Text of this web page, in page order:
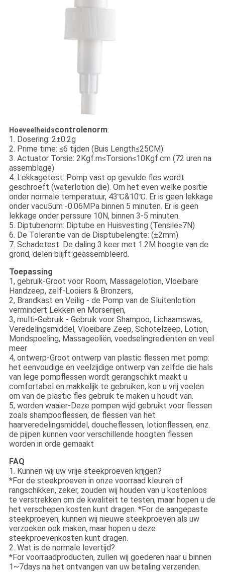
Hoeveelheidscontrolenorm:
1. Dosering: 2±0.2g
2. Prime time: ≤6 tijden (Buis Length≤25CM)
3. Actuator Torsie: 2Kgf.m≤Torsion≤10Kgf.cm (72 uren na
assemblage)
4. Lekkagetest: Pomp vast op gevulde fles wordt
geschroeft (waterlotion die). Om het even welke positie
onder normale temperatuur, 43℃&10℃. Er is geen lekkage
onder vacu5um -0.06MPa binnen 5 minuten. Er is geen
lekkage onder perssure 10N, binnen 3-5 minuten.
5. Diptubenorm: Diptube en Huisvesting (Tensile≥7N)
6. De Tolerantie van de Disptubelengte: (±2mm)
7. Schadetest: De daling 3 keer met 1.2M hoogte van de
grond, delen blijft geassembleerd.
Toepassing
1, gebruik-Groot voor Room, Massagelotion, Vloeibare
Handzeep, zelf-Looiers & Bronzers,
2, Brandkast en Veilig - de Pomp van de Sluitenlotion
vermindert Lekken en Morserijen,
3, multi-Gebruik - Gebruik voor Shampoo, Lichaamswas,
Veredelingsmiddel, Vloeibare Zeep, Schotelzeep, Lotion,
Mondspoeling, Massageoliën, voedselingrediënten en veel
meer
4, ontwerp-Groot ontwerp van plastic flessen met pomp:
het eenvoudige en veelzijdige ontwerp van zelfde die hals
van lege pompflessen wordt gerangschikt maakt u
comfortabel en makkelijk te gebruiken, kon u vrij voelen
om van de plastic fles gebruik te maken u houdt van.
5, worden waaier-Deze pompen wijd gebruikt voor flessen
zoals shampooflessen, de flessen van het
haarveredelingsmiddel, doucheflessen, lotionflessen, enz.
de pijpen kunnen voor verschillende hoogten flessen
worden in orde gemaakt
FAQ
1. Kunnen wij uw vrije steekproeven krijgen?
*For de steekproeven in onze voorraad kleuren of
rangschikken, zeker, zouden wij houden van u kostenloos
te verstrekken om de kwaliteit te testen, maar hopen u de
het verschepen kosten kunt dragen. *For de aangepaste
steekproeven, kunnen wij nieuwe steekproeven als uw
verzoeken ook maken, maar hopen u deze
steekproevenkosten kunt dragen.
2. Wat is de normale levertijd?
*For voorraadproducten, zullen wij goederen naar u binnen
1~7days na het ontvangen van uw betaling verzenden.